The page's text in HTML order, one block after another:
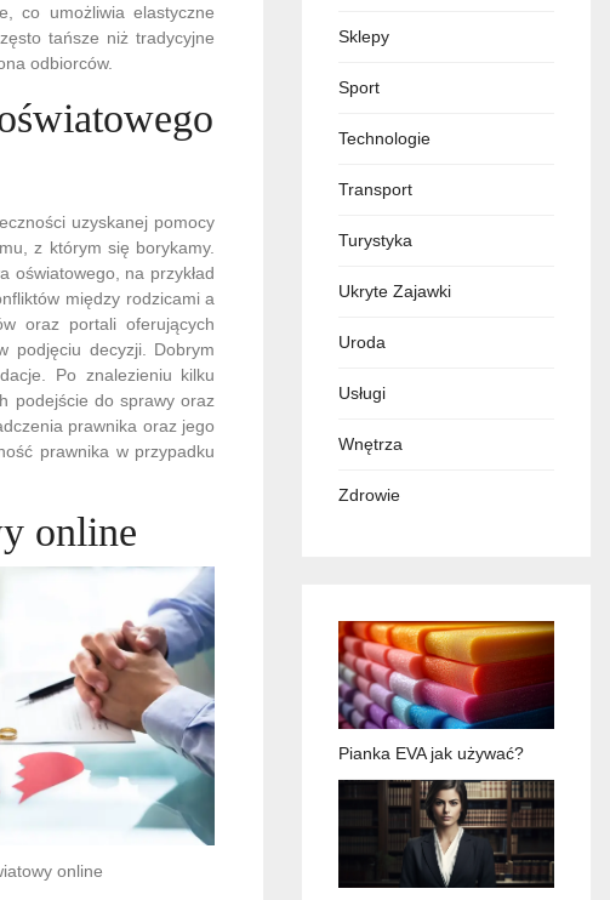
co umożliwia elastyczne
tańsze niż tradycyjne
odbiorców.
uzyskanej pomocy
z którym się borykamy.
oświatowego, na przykład
między rodzicami a
oraz portali oferujących
podjęciu decyzji. Dobrym
Po znalezieniu kilku
podejście do sprawy oraz
prawnika oraz jego
prawnika w przypadku
online
online
Sklepy
Sport
Technologie
Transport
Turystyka
Ukryte Zajawki
Uroda
Usługi
Wnętrza
Zdrowie
Pianka EVA jak używać?